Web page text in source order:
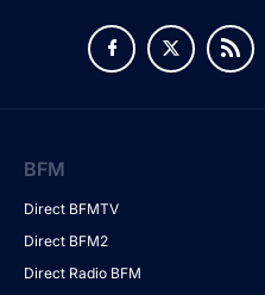
BFM
Direct BFMTV
Direct BFM2
Direct Radio BFM